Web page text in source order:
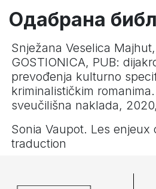
Одабрана
Snježana Veselica
GOSTIONICA, PUB:
prevođenja kulturno
kriminalističkim
sveučilišna naklada,
Sonia Vaupot. Les enjeux
traduction